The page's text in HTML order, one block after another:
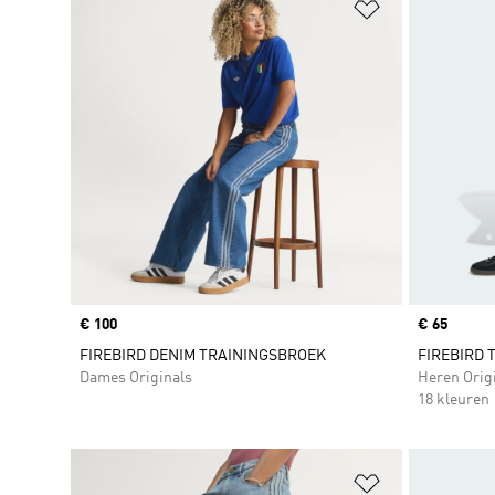
Op
Price
€ 100
FIREBIRD DENIM TRAININGSBROEK
Dames Originals
Price
€ 65
FIREBIRD
Heren
18 kleuren
Op